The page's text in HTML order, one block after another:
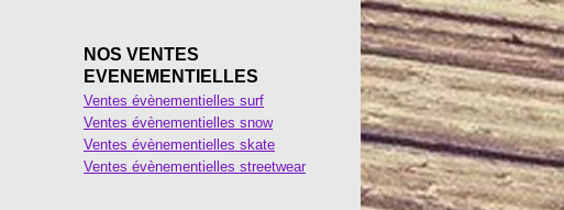
NOS VENTES
EVENEMENTIELLES
Ventes évènementielles surf
Ventes évènementielles snow
Ventes évènementielles skate
Ventes évènementielles streetwear